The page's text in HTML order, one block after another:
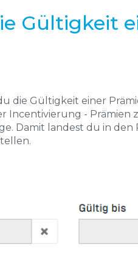
Gültigkeit
die Gültigkeit einer
Incentivierung - Prämien
Damit landest du in